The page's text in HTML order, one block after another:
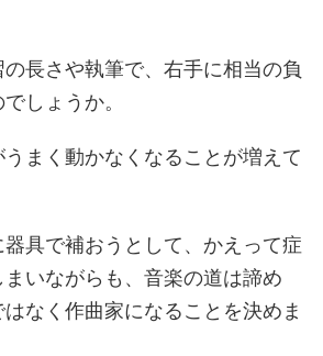
長さや執筆で、右手に相当の負
しょうか。
まく動かなくなることが増えて
具で補おうとして、かえって症
いながらも、音楽の道は諦め
なく作曲家になることを決めま